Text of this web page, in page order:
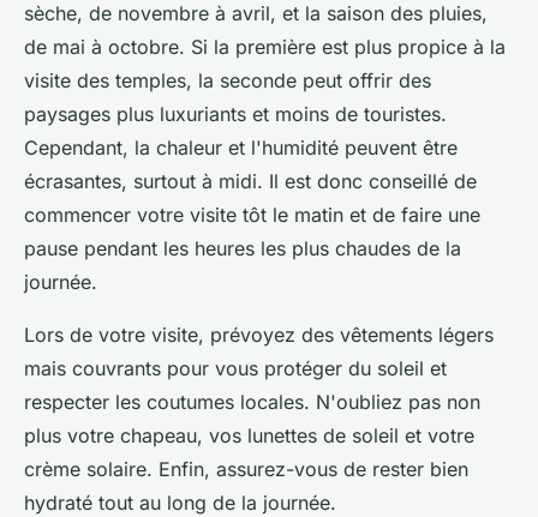
sèche, de novembre à avril, et la saison des pluies,
de mai à octobre. Si la première est plus propice à la
visite des temples, la seconde peut offrir des
paysages plus luxuriants et moins de touristes.
Cependant, la chaleur et l'humidité peuvent être
écrasantes, surtout à midi. Il est donc conseillé de
commencer votre visite tôt le matin et de faire une
pause pendant les heures les plus chaudes de la
journée.
Lors de votre visite, prévoyez des vêtements légers
mais couvrants pour vous protéger du soleil et
respecter les coutumes locales. N'oubliez pas non
plus votre chapeau, vos lunettes de soleil et votre
crème solaire. Enfin, assurez-vous de rester bien
hydraté tout au long de la journée.